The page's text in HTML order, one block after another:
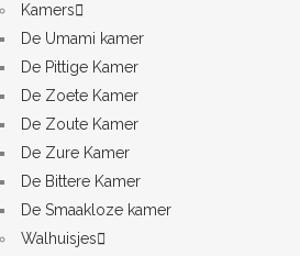
Kamers
De Umami kamer
De Pittige Kamer
De Zoete Kamer
De Zoute Kamer
De Zure Kamer
De Bittere Kamer
De Smaakloze kamer
Walhuisjes